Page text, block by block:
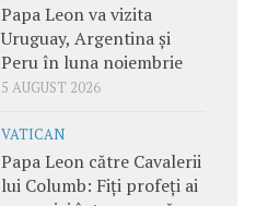
Papa Leon va vizita
Uruguay, Argentina și
Peru în luna noiembrie
5 AUGUST 2026
VATICAN
Papa Leon către Cavalerii
lui Columb: Fiți profeți ai